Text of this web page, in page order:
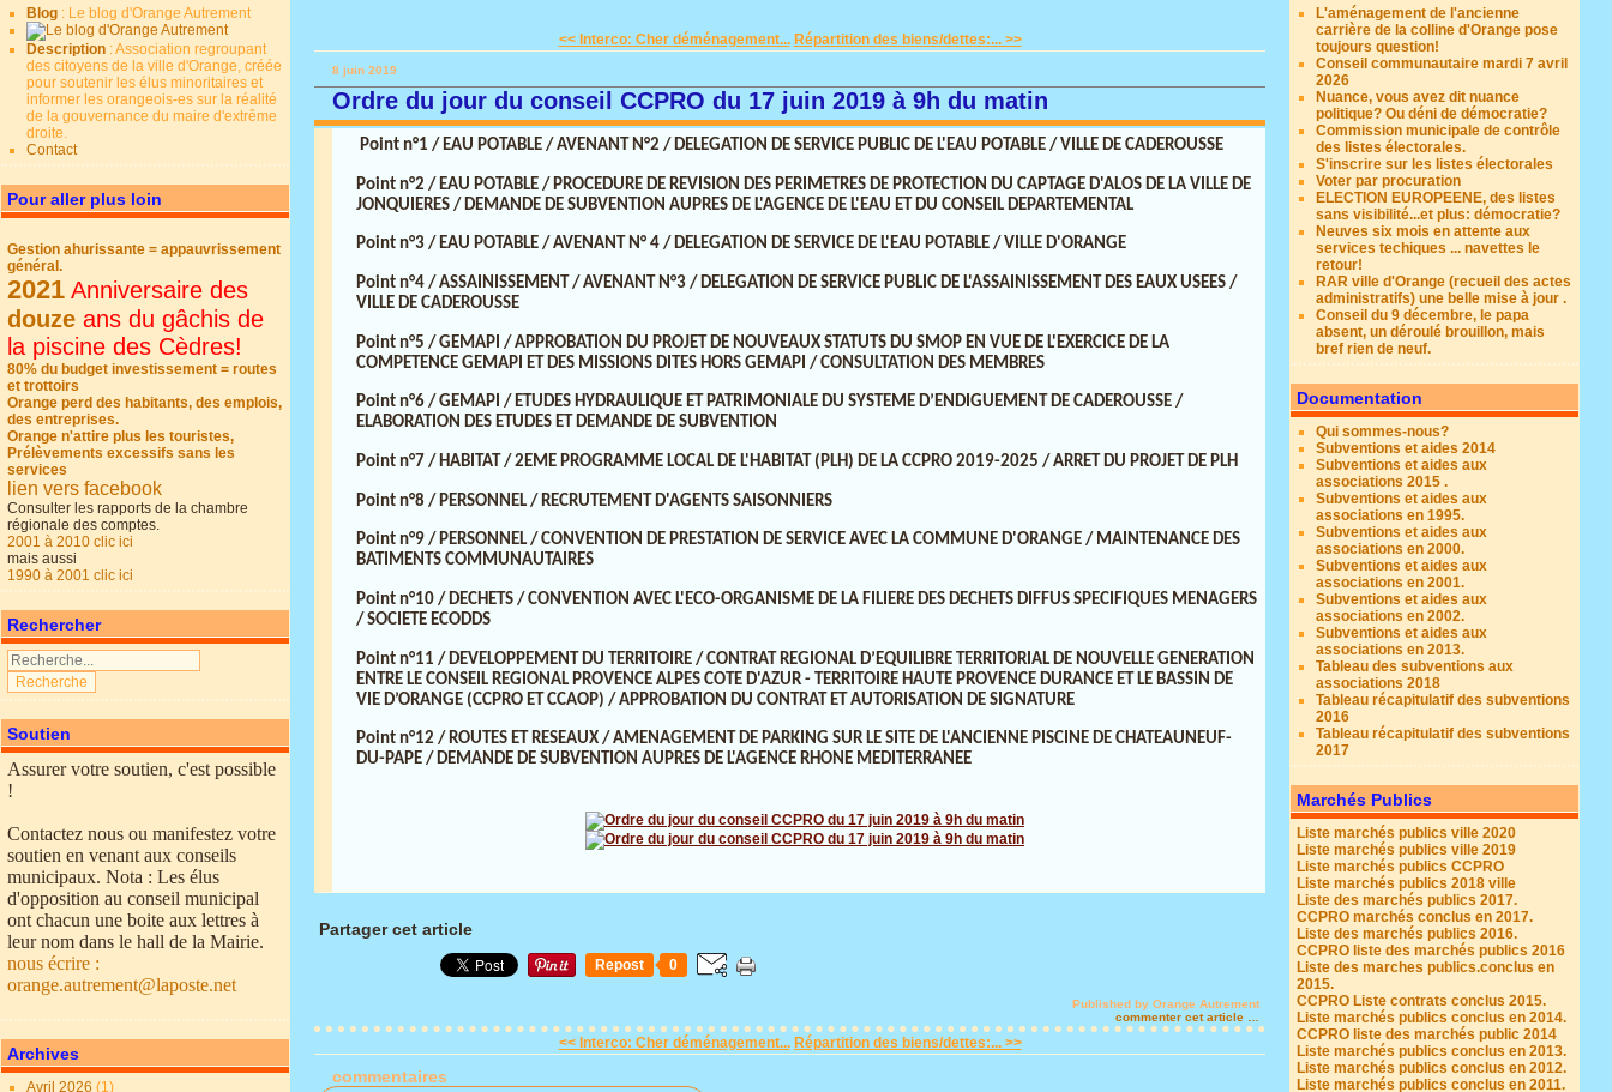
Blog : Le blog d'Orange Autrement
Description : Association regroupant
des citoyens de la ville d'Orange, créée
pour soutenir les élus minoritaires et
informer les orangeois-es sur la réalité
de la gouvernance du maire d'extrême
droite.
Contact
Pour aller plus loin
Gestion ahurissante = appauvrissement
général.
2021 Anniversaire des
douze ans du gâchis de
la piscine des Cèdres!
80% du budget investissement = routes
et trottoirs
Orange perd des habitants, des emplois,
des entreprises.
Orange n'attire plus les touristes,
Prélèvements excessifs sans les
services
lien vers facebook
Consulter les rapports de la chambre
régionale des comptes.
2001 à 2010 clic ici
mais aussi
1990 à 2001 clic ici
Rechercher
Soutien
Assurer votre soutien, c'est possible
!
Contactez nous ou manifestez votre
soutien en venant aux conseils
municipaux. Nota : Les élus
d'opposition au conseil municipal
ont chacun une boite aux lettres à
leur nom dans le hall de la Mairie.
nous écrire :
orange.autrement@laposte.net
Archives
Avril 2026(1)
<< Interco: Cher déménagement... Répartition des biens/dettes:... >>
8 juin 2019
Ordre du jour du conseil CCPRO du 17 juin 2019 à 9h du matin
Point n°1 / EAU POTABLE / AVENANT N°2 / DELEGATION DE SERVICE PUBLIC DE L'EAU POTABLE / VILLE DE CADEROUSSE
Point n°2 / EAU POTABLE / PROCEDURE DE REVISION DES PERIMETRES DE PROTECTION DU CAPTAGE D'ALOS DE LA VILLE DE
JONQUIERES / DEMANDE DE SUBVENTION AUPRES DE L'AGENCE DE L'EAU ET DU CONSEIL DEPARTEMENTAL
Point n°3 / EAU POTABLE / AVENANT N° 4 / DELEGATION DE SERVICE DE L'EAU POTABLE / VILLE D'ORANGE
Point n°4 / ASSAINISSEMENT / AVENANT N°3 / DELEGATION DE SERVICE PUBLIC DE L'ASSAINISSEMENT DES EAUX USEES /
VILLE DE CADEROUSSE
Point n°5 / GEMAPI / APPROBATION DU PROJET DE NOUVEAUX STATUTS DU SMOP EN VUE DE L'EXERCICE DE LA
COMPETENCE GEMAPI ET DES MISSIONS DITES HORS GEMAPI / CONSULTATION DES MEMBRES
Point n°6 / GEMAPI / ETUDES HYDRAULIQUE ET PATRIMONIALE DU SYSTEME D’ENDIGUEMENT DE CADEROUSSE /
ELABORATION DES ETUDES ET DEMANDE DE SUBVENTION
Point n°7 / HABITAT / 2EME PROGRAMME LOCAL DE L'HABITAT (PLH) DE LA CCPRO 2019-2025 / ARRET DU PROJET DE PLH
Point n°8 / PERSONNEL / RECRUTEMENT D'AGENTS SAISONNIERS
Point n°9 / PERSONNEL / CONVENTION DE PRESTATION DE SERVICE AVEC LA COMMUNE D'ORANGE / MAINTENANCE DES
BATIMENTS COMMUNAUTAIRES
Point n°10 / DECHETS / CONVENTION AVEC L'ECO-ORGANISME DE LA FILIERE DES DECHETS DIFFUS SPECIFIQUES MENAGERS
/ SOCIETE ECODDS
Point n°11 / DEVELOPPEMENT DU TERRITOIRE / CONTRAT REGIONAL D’EQUILIBRE TERRITORIAL DE NOUVELLE GENERATION
ENTRE LE CONSEIL REGIONAL PROVENCE ALPES COTE D'AZUR - TERRITOIRE HAUTE PROVENCE DURANCE ET LE BASSIN DE
VIE D’ORANGE (CCPRO ET CCAOP) / APPROBATION DU CONTRAT ET AUTORISATION DE SIGNATURE
Point n°12 / ROUTES ET RESEAUX / AMENAGEMENT DE PARKING SUR LE SITE DE L'ANCIENNE PISCINE DE CHATEAUNEUF-
DU-PAPE / DEMANDE DE SUBVENTION AUPRES DE L'AGENCE RHONE MEDITERRANEE
Partager cet article
Repost 0
Published by Orange Autrement
commenter cet article
<< Interco: Cher déménagement... Répartition des biens/dettes:... >>
commentaires
L'aménagement de l'ancienne
carrière de la colline d'Orange pose
toujours question!
Conseil communautaire mardi 7 avril
2026
Nuance, vous avez dit nuance
politique? Ou déni de démocratie?
Commission municipale de contrôle
des listes électorales.
S'inscrire sur les listes électorales
Voter par procuration
ELECTION EUROPEENE, des listes
sans visibilité...et plus: démocratie?
Neuves six mois en attente aux
services techiques ... navettes le
retour!
RAR ville d'Orange (recueil des actes
administratifs) une belle mise à jour .
Conseil du 9 décembre, le papa
absent, un déroulé brouillon, mais
bref rien de neuf.
Documentation
Qui sommes-nous?
Subventions et aides 2014
Subventions et aides aux
associations 2015 .
Subventions et aides aux
associations en 1995.
Subventions et aides aux
associations en 2000.
Subventions et aides aux
associations en 2001.
Subventions et aides aux
associations en 2002.
Subventions et aides aux
associations en 2013.
Tableau des subventions aux
associations 2018
Tableau récapitulatif des subventions
2016
Tableau récapitulatif des subventions
2017
Marchés Publics
Liste marchés publics ville 2020
Liste marchés publics ville 2019
Liste marchés publics CCPRO
Liste marchés publics 2018 ville
Liste des marchés publics 2017.
CCPRO marchés conclus en 2017.
Liste des marchés publics 2016.
CCPRO liste des marchés publics 2016
Liste des marches publics.conclus en
2015.
CCPRO Liste contrats conclus 2015.
Liste marchés publics conclus en 2014.
CCPRO liste des marchés public 2014
Liste marchés publics conclus en 2013.
Liste marchés publics conclus en 2012.
Liste marchés publics conclus en 2011.